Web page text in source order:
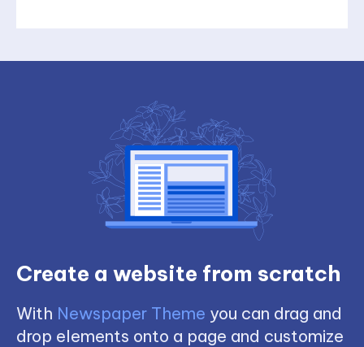
Create a website from scratch
With Newspaper Theme you can drag and
drop elements onto a page and customize